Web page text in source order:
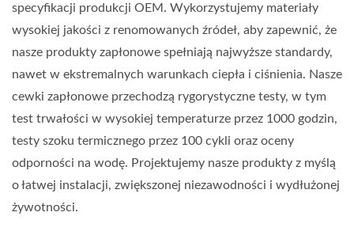
specyfikacji produkcji OEM. Wykorzystujemy materiały
wysokiej jakości z renomowanych źródeł, aby zapewnić, że
nasze produkty zapłonowe spełniają najwyższe standardy,
nawet w ekstremalnych warunkach ciepła i ciśnienia. Nasze
cewki zapłonowe przechodzą rygorystyczne testy, w tym
test trwałości w wysokiej temperaturze przez 1000 godzin,
testy szoku termicznego przez 100 cykli oraz oceny
odporności na wodę. Projektujemy nasze produkty z myślą
o łatwej instalacji, zwiększonej niezawodności i wydłużonej
żywotności.